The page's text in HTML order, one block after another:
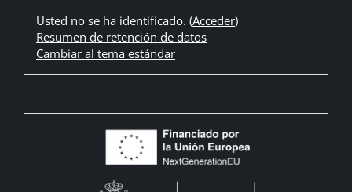
Usted no se ha identificado. (Acceder)
Resumen de retención de datos
Cambiar al tema estándar